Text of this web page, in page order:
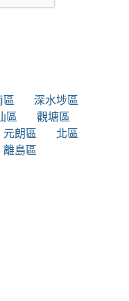
區
深水埗區
區
觀塘區
元朗區
北區
離島區